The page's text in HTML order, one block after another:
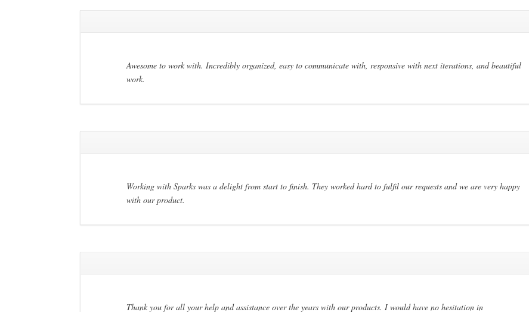
Awesome to work with. Incredibly organized, easy to communicate with, responsive with next iterations, and beautiful
work.
Working with Sparks was a delight from start to finish. They worked hard to fulfil our requests and we are very happy
with our product.
Thank you for all your help and assistance over the years with our products. I would have no hesitation in